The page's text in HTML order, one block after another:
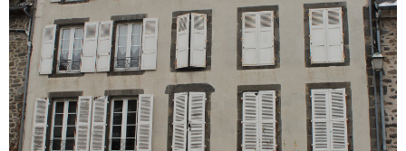
VOIR LE BIEN